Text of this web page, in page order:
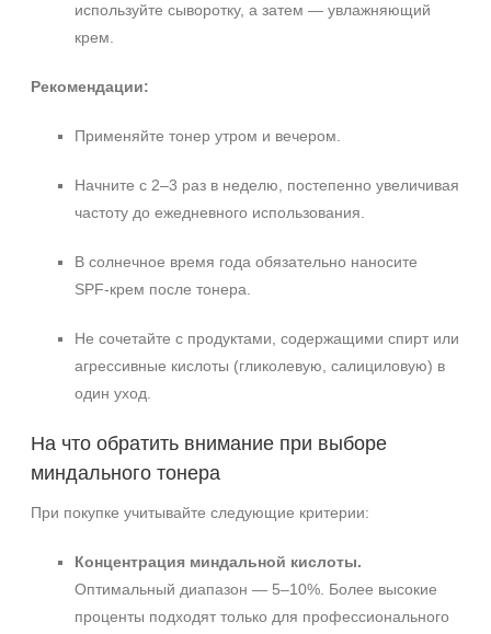
используйте сыворотку, а затем — увлажняющий
крем.
Рекомендации:
Применяйте тонер утром и вечером.
Начните с 2–3 раз в неделю, постепенно увеличивая
частоту до ежедневного использования.
В солнечное время года обязательно наносите
SPF‑крем после тонера.
Не сочетайте с продуктами, содержащими спирт или
агрессивные кислоты (гликолевую, салициловую) в
один уход.
На что обратить внимание при выборе
миндального тонера
При покупке учитывайте следующие критерии:
Концентрация миндальной кислоты.
Оптимальный диапазон — 5–10%. Более высокие
проценты подходят только для профессионального